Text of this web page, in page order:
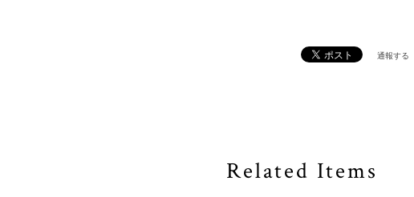
通報する
Related Items